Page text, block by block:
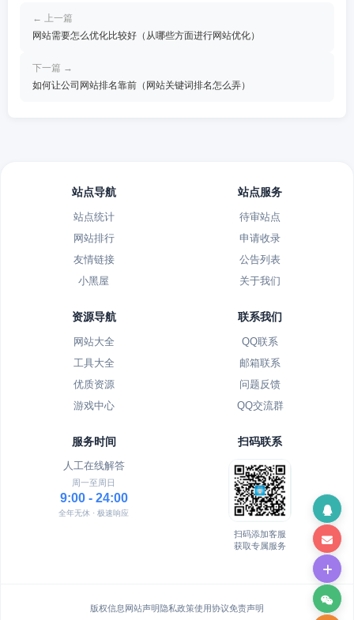
← 上一篇
网站需要怎么优化比较好（从哪些方面进行网站优化）
下一篇 →
如何让公司网站排名靠前（网站关键词排名怎么弄）
站点导航
站点统计
网站排行
友情链接
小黑屋
站点服务
待审站点
申请收录
公告列表
关于我们
资源导航
网站大全
工具大全
优质资源
游戏中心
联系我们
QQ联系
邮箱联系
问题反馈
QQ交流群
服务时间
人工在线解答
周一至周日
9:00 - 24:00
全年无休 · 极速响应
扫码联系
扫码添加客服
获取专属服务
版权信息 网站声明隐私政策使用协议免责声明